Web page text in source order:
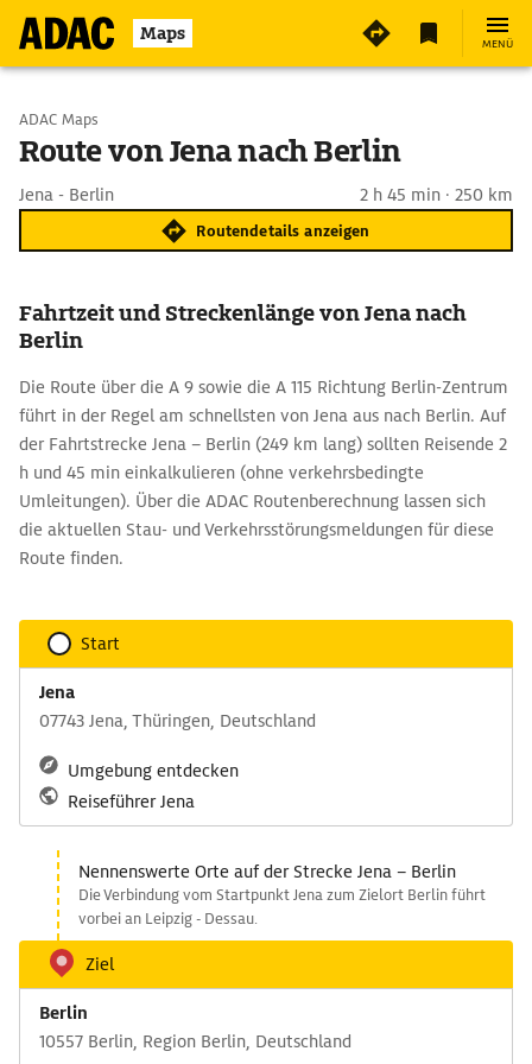
Maps MENÜ
Start wählen
ADAC Maps
Route von Jena nach Berlin
Jena - Berlin 2 h 45 min · 250 km
Routendetails anzeigen
Fahrtzeit und Streckenlänge von Jena nach
Berlin
Die Route über die A 9 sowie die A 115 Richtung Berlin-Zentrum
führt in der Regel am schnellsten von Jena aus nach Berlin. Auf
der Fahrtstrecke Jena – Berlin (249 km lang) sollten Reisende 2
h und 45 min einkalkulieren (ohne verkehrsbedingte
Umleitungen). Über die ADAC Routenberechnung lassen sich
die aktuellen Stau- und Verkehrsstörungsmeldungen für diese
Route finden.
Start
Jena
07743 Jena, Thüringen, Deutschland
Umgebung entdecken
Reiseführer Jena
Nennenswerte Orte auf der Strecke Jena – Berlin
Die Verbindung vom Startpunkt Jena zum Zielort Berlin führt
vorbei an Leipzig - Dessau.
Ziel
Berlin
10557 Berlin, Region Berlin, Deutschland